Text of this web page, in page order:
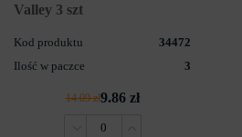
Valley 3 szt
Kod produktu
34472
Ilość w paczce
3
14.09 zł9.86 zł